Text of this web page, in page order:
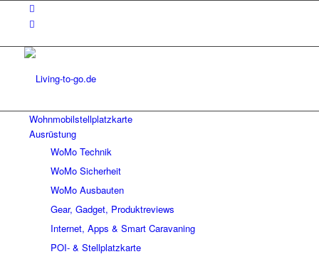
Wohnmobilstellplatzkarte
Ausrüstung
WoMo Technik
WoMo Sicherheit
WoMo Ausbauten
Gear, Gadget, Produktreviews
Internet, Apps & Smart Caravaning
POI- & Stellplatzkarte